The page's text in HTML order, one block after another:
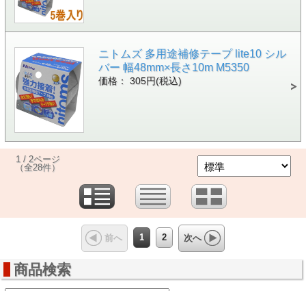
ニトムズ 多用途補修テープ lite10 シル
バー 幅48mm×長さ10m M5350
価格： 305円(税込)
1 / 2ページ
（全28件）
前へ 1 2 次へ
商品検索